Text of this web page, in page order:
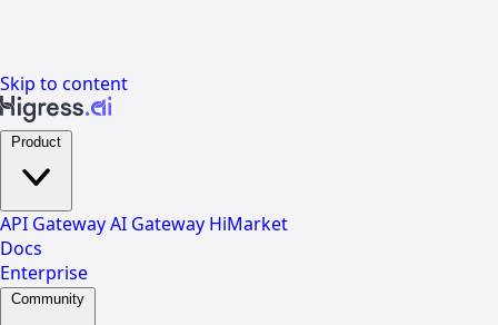
Skip to content
API GatewayAI Gateway HiMarket
Docs
Enterprise